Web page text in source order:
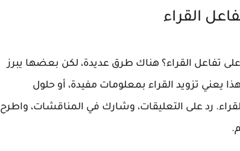
القراء
تفاعل القراء؟ هناك طرق عديدة، لكن بعضها يبرز
يعني تزويد القراء بمعلومات مفيدة، أو حلول
رد على التعليقات، وشارك في المناقشات، واطرح